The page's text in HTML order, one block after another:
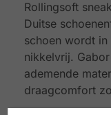
Rollingsoft
Duitse
schoen wordt
nikkelvrij.
ademende
draagcomfort